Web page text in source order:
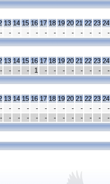
13 14 15 16 17 18 19 20 21 22 23 24
- - - - - - - - - - - - -
13 14 15 16 17 18 19 20 21 22 23 24
- - - - 1 - - - - - - - -
13 14 15 16 17 18 19 20 21 22 23 24
- - - - - - - - - - - - -
- - - - - - - - - - - - -